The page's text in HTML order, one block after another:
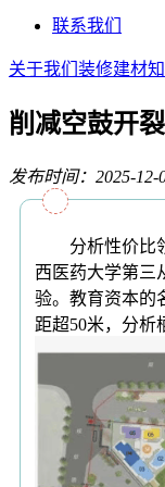
联系我们
关于我们 装修建材
削减空鼓开
发布时间：2025-12-
分析性价比领
西医药大学第三
验。教育资本的
距超50米，分析